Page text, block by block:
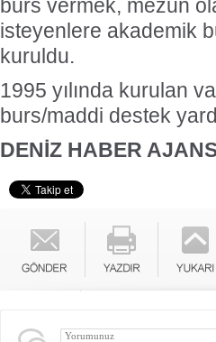
burs vermek, mezun
isteyenlere akademik
kuruldu.
1995 yılında kurulan
burs/maddi destek
DENİZ HABER